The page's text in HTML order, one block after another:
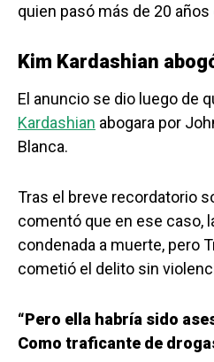
quien pasó más de 20 años
Kim Kardashian
El anuncio se dio luego de
Kardashian abogara por
Blanca.
Tras el breve recordatorio
comentó que en ese caso,
condenada a muerte, pero
cometió el delito sin
“Pero ella habría sido
Como traficante de